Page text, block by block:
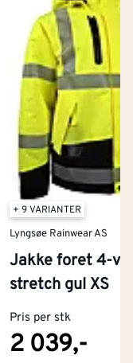
+ 9 VARIANTER
Lyngsøe Rainwear AS
Jakke foret 4-
stretch gul XS
Pris per stk
2 039,-